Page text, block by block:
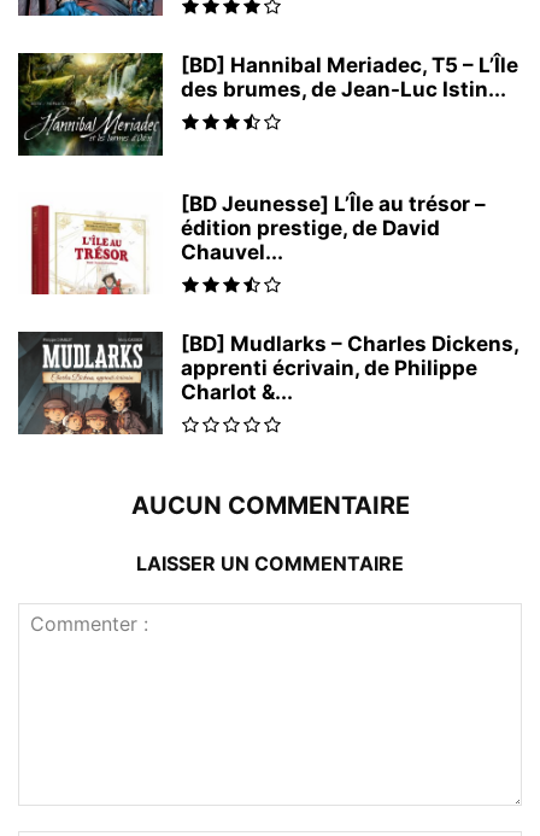
[BD] Hannibal Meriadec, T5 – L’Île
des brumes, de Jean-Luc Istin...
[BD Jeunesse] L’Île au trésor –
édition prestige, de David
Chauvel...
[BD] Mudlarks – Charles Dickens,
apprenti écrivain, de Philippe
Charlot &...
AUCUN COMMENTAIRE
LAISSER UN COMMENTAIRE